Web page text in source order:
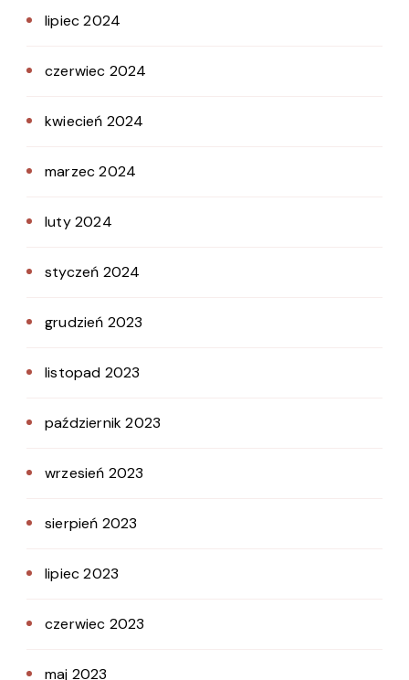
lipiec 2024
czerwiec 2024
kwiecień 2024
marzec 2024
luty 2024
styczeń 2024
grudzień 2023
listopad 2023
październik 2023
wrzesień 2023
sierpień 2023
lipiec 2023
czerwiec 2023
maj 2023